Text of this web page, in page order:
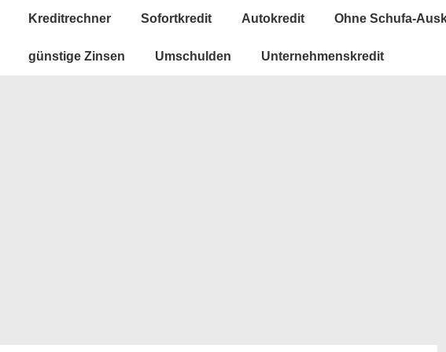
Main
Kreditrechner Sofortkredit Autokredit Ohne Schufa-
günstige Zinsen Umschulden Unternehmenskredit